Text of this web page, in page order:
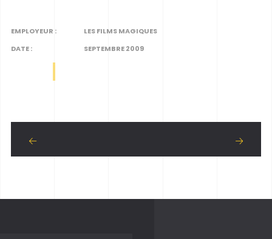
EMPLOYEUR :
LES FILMS MAGIQUES
DATE :
SEPTEMBRE 2009